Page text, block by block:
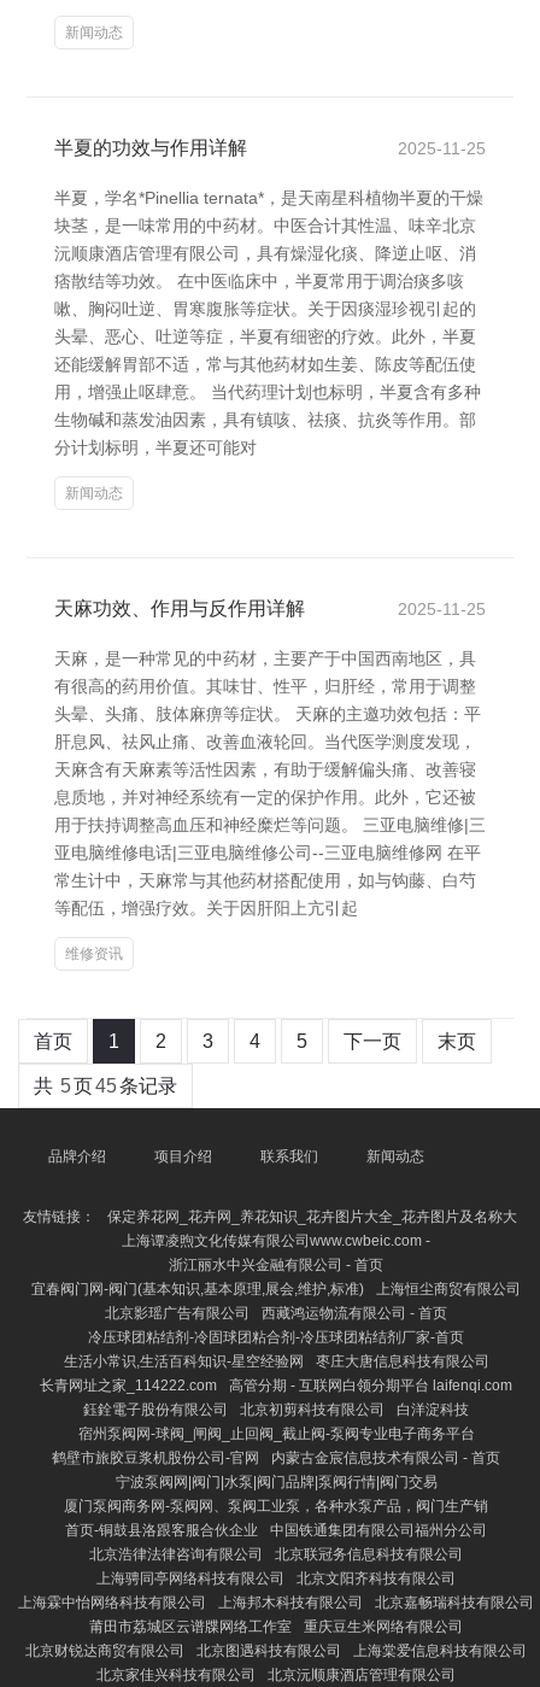
新闻动态
半夏的功效与作用详解 2025-11-25
半夏，学名*Pinellia ternata*，是天南星科植物半夏的干燥
块茎，是一味常用的中药材。中医合计其性温、味辛北京
沅顺康酒店管理有限公司，具有燥湿化痰、降逆止呕、消
痞散结等功效。 在中医临床中，半夏常用于调治痰多咳
嗽、胸闷吐逆、胃寒腹胀等症状。关于因痰湿珍视引起的
头晕、恶心、吐逆等症，半夏有细密的疗效。此外，半夏
还能缓解胃部不适，常与其他药材如生姜、陈皮等配伍使
用，增强止呕肆意。 当代药理计划也标明，半夏含有多种
生物碱和蒸发油因素，具有镇咳、祛痰、抗炎等作用。部
分计划标明，半夏还可能对
新闻动态
天麻功效、作用与反作用详解 2025-11-25
天麻，是一种常见的中药材，主要产于中国西南地区，具
有很高的药用价值。其味甘、性平，归肝经，常用于调整
头晕、头痛、肢体麻痹等症状。 天麻的主邀功效包括：平
肝息风、祛风止痛、改善血液轮回。当代医学测度发现，
天麻含有天麻素等活性因素，有助于缓解偏头痛、改善寝
息质地，并对神经系统有一定的保护作用。此外，它还被
用于扶持调整高血压和神经糜烂等问题。 三亚电脑维修|三
亚电脑维修电话|三亚电脑维修公司--三亚电脑维修网 在平
常生计中，天麻常与其他药材搭配使用，如与钩藤、白芍
等配伍，增强疗效。关于因肝阳上亢引起
维修资讯
首页 1 2 3 4 5 下一页 末页
共 5页45条记录
品牌介绍 项目介绍 联系我们 新闻动态
友情链接：
保定养花网_花卉网_养花知识_花卉图片大全_花卉图片及名称大
上海谭凌煦文化传媒有限公司www.cwbeic.com -
浙江丽水中兴金融有限公司 - 首页
宜春阀门网-阀门(基本知识,基本原理,展会,维护,标准)
上海恒尘商贸有限公司
北京影瑶广告有限公司
西藏鸿运物流有限公司 - 首页
冷压球团粘结剂-冷固球团粘合剂-冷压球团粘结剂厂家-首页
生活小常识,生活百科知识-星空经验网
枣庄大唐信息科技有限公司
长青网址之家_114222.com
高管分期 - 互联网白领分期平台 laifenqi.com
鈺銓電子股份有限公司
北京初剪科技有限公司
白洋淀科技
宿州泵阀网-球阀_闸阀_止回阀_截止阀-泵阀专业电子商务平台
鹤壁市旅胶豆浆机股份公司-官网
内蒙古金宸信息技术有限公司 - 首页
宁波泵阀网|阀门|水泵|阀门品牌|泵阀行情|阀门交易
厦门泵阀商务网-泵阀网、泵阀工业泵，各种水泵产品，阀门生产销
首页-铜鼓县洛跟客服合伙企业
中国铁通集团有限公司福州分公司
北京浩律法律咨询有限公司
北京联冠务信息科技有限公司
上海骋同亭网络科技有限公司
北京文阳齐科技有限公司
上海霖中怡网络科技有限公司
上海邦木科技有限公司
北京嘉畅瑞科技有限公司
莆田市荔城区云谱牒网络工作室
重庆豆生米网络有限公司
北京财锐达商贸有限公司
北京图遇科技有限公司
上海棠爱信息科技有限公司
北京家佳兴科技有限公司
北京沅顺康酒店管理有限公司